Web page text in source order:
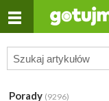
Porady (9296)